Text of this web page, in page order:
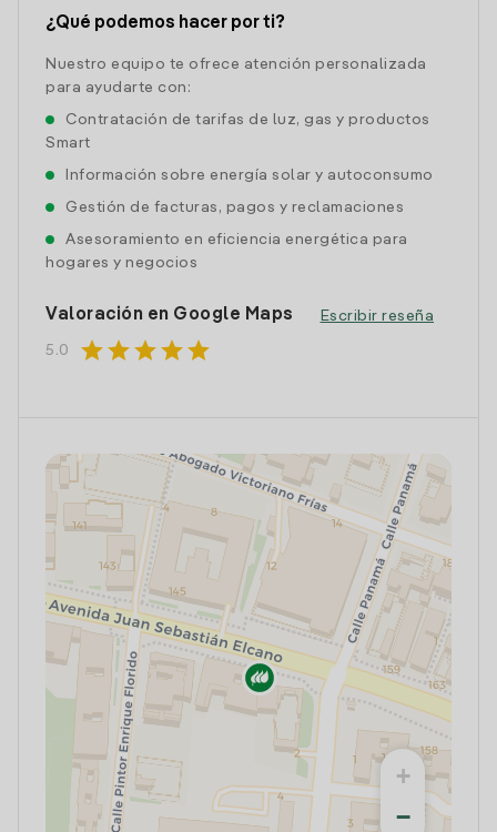
¿Qué podemos hacer por ti?
Nuestro equipo te ofrece atención personalizada
para ayudarte con:
Contratación de tarifas de luz, gas y productos
Smart
Información sobre energía solar y autoconsumo
Gestión de facturas, pagos y reclamaciones
Asesoramiento en eficiencia energética para
hogares y negocios
Valoración en Google Maps
5.0 starstarstarstarstar
Escribir reseña
+
−